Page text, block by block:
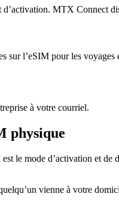
MTX Connect
l’eSIM pour les
à votre courriel.
physique
le mode d’activation et
vienne à votre